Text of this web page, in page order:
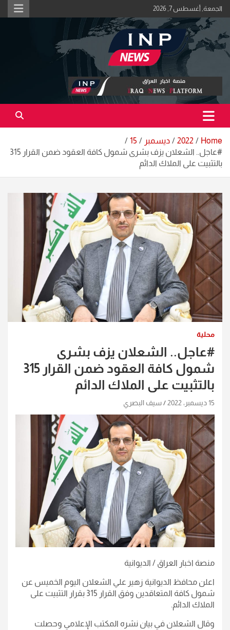
Skip
to
content
الجمعة, أغسطس 7, 2026
منصة اخبار العراق
اكبر منصة خبرية في العراق | #الحقيقة_اولاً
Home
2022 ديسمبر
15
#عاجل.. الشعلان يزف بشرى شمول كافة العقود ضمن القرار 315
بالتثبيت على الملاك الدائم
محلية
#عاجل.. الشعلان يزف بشرى
شمول كافة العقود ضمن القرار 315
بالتثبيت على الملاك الدائم
15 ديسمبر، 2022 سيف البصري
منصة اخبار العراق / الديوانية
اعلن محافظ الديوانية زهير علي الشعلان اليوم الخميس عن
شمول كافة المتعاقدين وفق القرار 315 بقرار التثبيت على
الملاك الدائم.
وقال الشعلان في بيان نشره المكتب الإعلامي وحصلت